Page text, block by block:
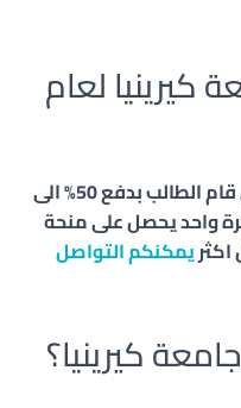
لعام
يتوفر منح مسبقة الدفع في حال قام الطالب بدفع 50% الى
واحد يحصل على منحة
يمكنكم التواصل
كيرينيا؟